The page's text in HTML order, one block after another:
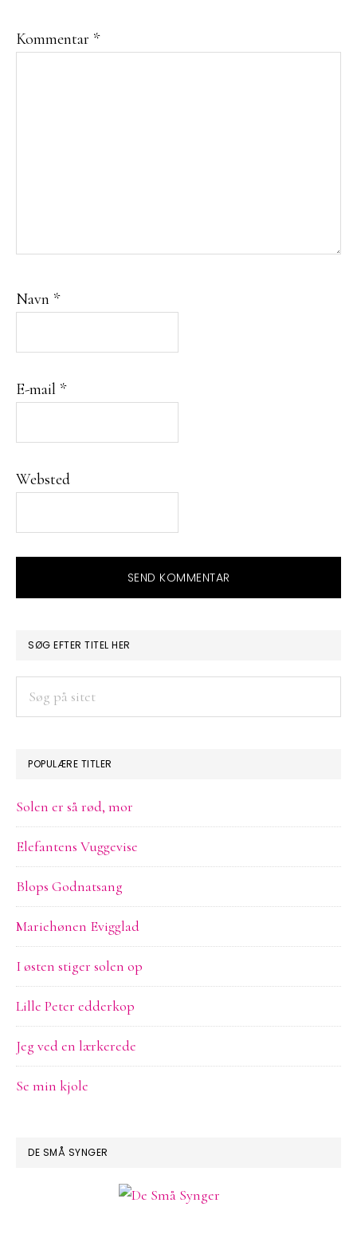
Kommentar *
Navn *
E-mail *
Websted
PRIMÆR
SIDEBAR
SØG EFTER TITEL HER
POPULÆRE TITLER
Solen er så rød, mor
Elefantens Vuggevise
Blops Godnatsang
Mariehønen Evigglad
I østen stiger solen op
Lille Peter edderkop
Jeg ved en lærkerede
Se min kjole
DE SMÅ SYNGER